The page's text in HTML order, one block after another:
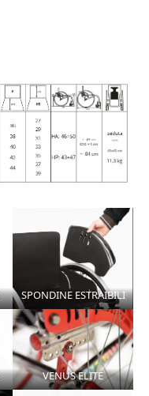
SPONDINE ESTRAIBILI
VENUS ELITE